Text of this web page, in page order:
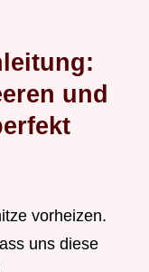
und
vorheizen.
uns diese